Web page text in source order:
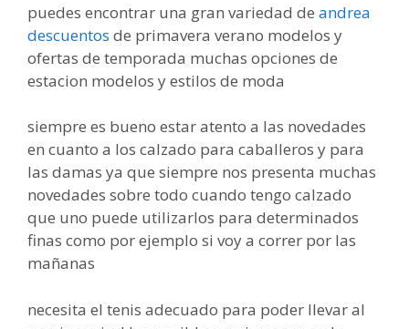
puedes encontrar una gran variedad de andrea
descuentos de primavera verano modelos y
ofertas de temporada muchas opciones de
estacion modelos y estilos de moda
siempre es bueno estar atento a las novedades
en cuanto a los calzado para caballeros y para
las damas ya que siempre nos presenta muchas
novedades sobre todo cuando tengo calzado
que uno puede utilizarlos para determinados
finas como por ejemplo si voy a correr por las
mañanas
necesita el tenis adecuado para poder llevar al